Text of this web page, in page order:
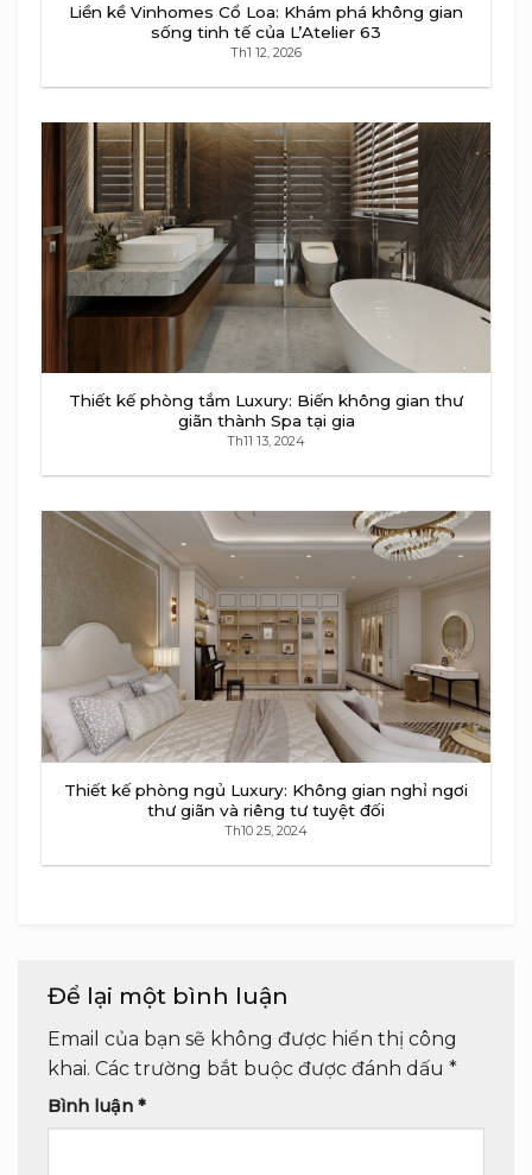
Liền kề Vinhomes Cổ Loa: Khám phá không gian
sống tinh tế của L’Atelier 63
Th1 12, 2026
Thiết kế phòng tắm Luxury: Biến không gian thư
giãn thành Spa tại gia
Th11 13, 2024
Thiết kế phòng ngủ Luxury: Không gian nghỉ ngơi
thư giãn và riêng tư tuyệt đối
Th10 25, 2024
Để lại một bình luận
Email của bạn sẽ không được hiển thị công
khai. Các trường bắt buộc được đánh dấu *
Bình luận *